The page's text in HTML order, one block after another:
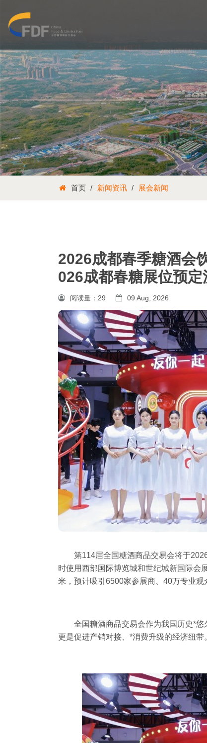
首页 新闻资讯 展会新闻
2026成都春季糖酒会
026成都春糖展位预定
阅读量： 29 09 Aug, 2026
第114届全国糖酒商品交易会将于
时使用西部国际博览城和世纪城新国际会
米，预计吸引 6500家参展商、 40万专业观
全国糖酒商品交易会作为我国历史*
更是促进产销对接、*消费升级的经济纽带